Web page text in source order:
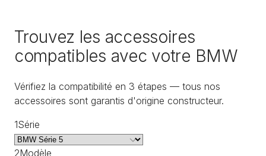
Trouvez les accessoires
compatibles avec votre BMW
Vérifiez la compatibilité en 3 étapes — tous nos
accessoires sont garantis d'origine constructeur.
1Série
2Modèle